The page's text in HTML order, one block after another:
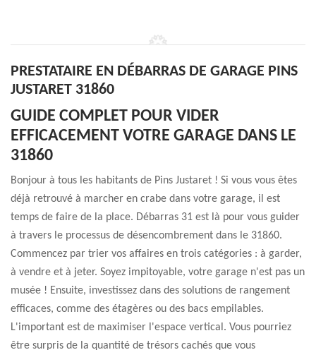
PRESTATAIRE EN DÉBARRAS DE GARAGE PINS
JUSTARET 31860
GUIDE COMPLET POUR VIDER
EFFICACEMENT VOTRE GARAGE DANS LE
31860
Bonjour à tous les habitants de Pins Justaret ! Si vous vous êtes
déjà retrouvé à marcher en crabe dans votre garage, il est
temps de faire de la place. Débarras 31 est là pour vous guider
à travers le processus de désencombrement dans le 31860.
Commencez par trier vos affaires en trois catégories : à garder,
à vendre et à jeter. Soyez impitoyable, votre garage n'est pas un
musée ! Ensuite, investissez dans des solutions de rangement
efficaces, comme des étagères ou des bacs empilables.
L'important est de maximiser l'espace vertical. Vous pourriez
être surpris de la quantité de trésors cachés que vous